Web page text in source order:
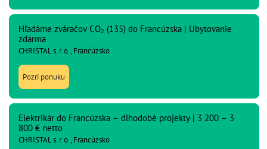
Hľadáme zváračov CO₂ (135) do Francúzska | Ubytovanie
zdarma
CHRISTAL s. r. o., Francúzsko
Pozri ponuku
Elektrikár do Francúzska – dlhodobé projekty | 3 200 – 3
800 € netto
CHRISTAL s. r. o., Francúzsko